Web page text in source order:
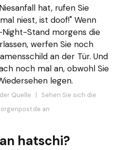
hat, rufen Sie
niest, ist doof!" Wenn
Stand morgens die
werfen Sie noch
an der Tür. Und
noch mal an, obwohl Sie
legen.
Quelle | Sehen Sie sich die
an
hatschi?